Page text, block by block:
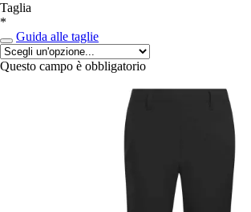
Taglia
*
Guida alle taglie
Questo campo è obbligatorio